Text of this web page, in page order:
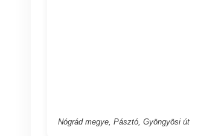
Nógrád megye, Pásztó, Gyöngyösi út